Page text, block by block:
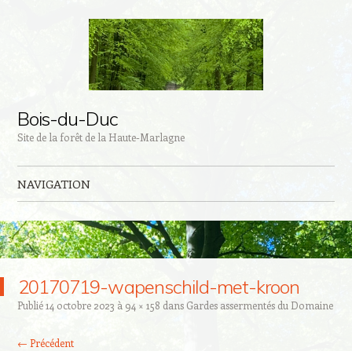
Bois-du-Duc
Site de la forêt de la Haute-Marlagne
NAVIGATION
20170719-wapenschild-met-kroon
Publié14 octobre 2023 à 94 × 158 dansGardes assermentés du Domaine
← Précédent